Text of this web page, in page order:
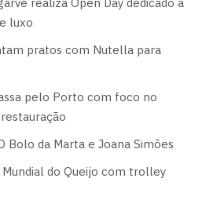
luxo
pratos com Nutella para
pelo Porto com foco no
Bolo da Marta e Joana Simões
Mundial do Queijo com trolley